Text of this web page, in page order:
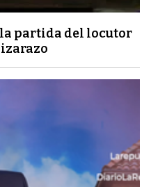
partida del locutor